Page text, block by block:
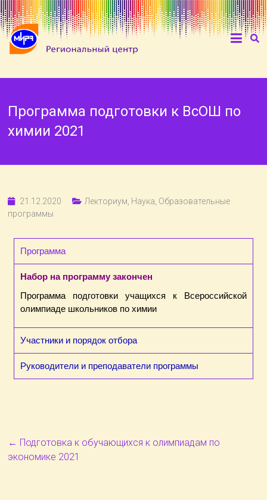
Программа подготовки к ВсОШ по
химии 2021
21.12.2020 Лекториум Наука Образовательные
программы
Программа
Набор на программу закончен
Программа подготовки учащихся к Всероссийской
олимпиаде школьников по химии
Участники и порядок отбора
Руководители и преподаватели программы
← Подготовка к обучающихся к олимпиадам по
экономике 2021